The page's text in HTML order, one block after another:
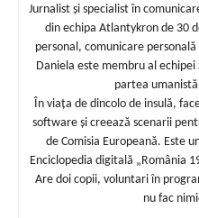
Jurnalist și specialist în
din echipa Atlantykron de 30
personal, comunicare
Daniela este membru al
partea
În viața de dincolo de insulă,
software și creează scenarii
de Comisia Europeană. Este
Enciclopedia digitală „România
Are doi copii, voluntari în
nu fac